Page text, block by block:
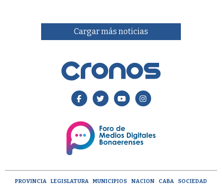
Cargar más noticias
PROVINCIA LEGISLATURA MUNICIPIOS NACION CABA SOCIEDAD